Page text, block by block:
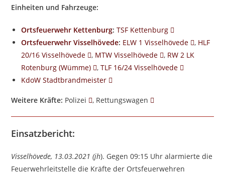
Einheiten und Fahrzeuge:
Ortsfeuerwehr Kettenburg: TSF Kettenburg
Ortsfeuerwehr Visselhövede: ELW 1 Visselhövede , HLF
20/16 Visselhövede
, MTW Visselhövede , RW 2 LK
Rotenburg (Wümme)
,TLF 16/24 Visselhövede
KdoW Stadtbrandmeister
Weitere Kräfte: Polizei , Rettungswagen
Einsatzbericht:
Visselhövede, 13.03.2021 (jh). Gegen 09:15 Uhr alarmierte die
Feuerwehrleitstelle die Kräfte der Ortsfeuerwehren